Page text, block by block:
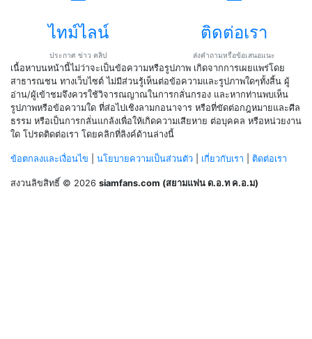
ไทม์ไลน์
ประกาศ ข่าว คลิป
ติดต่อเรา
ส่งคำถามหรือข้อเสนอแนะ
เนื้อหาบนหน้านี้ไม่ว่าจะเป็นข้อความหรือรูปภาพ เกิดจากการเผยแพร่โดย
สาธารณชน ทางเว็บไซต์ ไม่มีส่วนรู้เห็นต่อข้อความและรูปภาพใดๆทั้งสิ้น ผู้
อ่าน/ผู้เข้าชมจึงควรใช้วิจารณญาณในการกลั่นกรอง และหากท่านพบเห็น
รูปภาพหรือข้อความใด ที่ส่อไปเชิงลามกอนาจาร หรือที่ขัดต่อกฎหมายและศีล
ธรรม หรือเป็นการกลั่นแกล้งเพื่อให้เกิดความเสียหาย ต่อบุคคล หรือหน่วยงาน
ใด โปรดติดต่อเรา โดยคลิกที่ลิงค์ด้านล่างนี้
ข้อตกลงและเงื่อนไข นโยบายความเป็นส่วนตัว เกี่ยวกับเรา ติดต่อเรา
สงวนลิขสิทธิ์ © 2026 siamfans.com (สยามแฟน ด.อ.ท ค.อ.ม)